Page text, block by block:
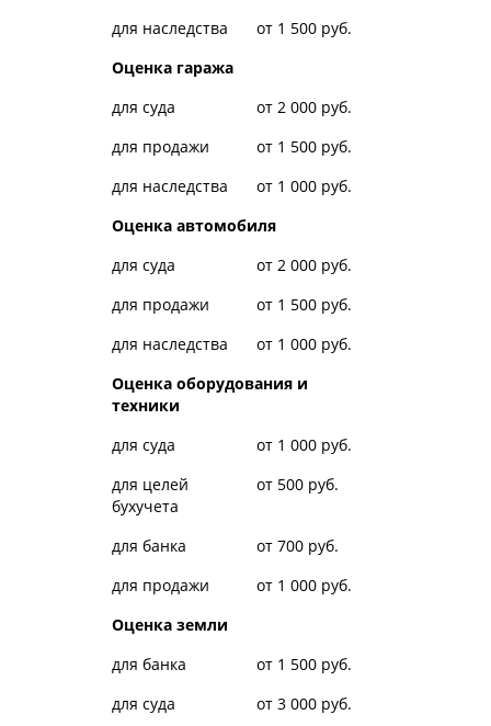
для наследства
от 1 500 руб.
Оценка гаража
для суда
от 2 000 руб.
для продажи
от 1 500 руб.
для наследства
от 1 000 руб.
Оценка автомобиля
для суда
от 2 000 руб.
для продажи
от 1 500 руб.
для наследства
от 1 000 руб.
Оценка оборудования и
техники
для суда
от 1 000 руб.
для целей
бухучета
от 500 руб.
для банка
от 700 руб.
для продажи
от 1 000 руб.
Оценка земли
для банка
от 1 500 руб.
для суда
от 3 000 руб.